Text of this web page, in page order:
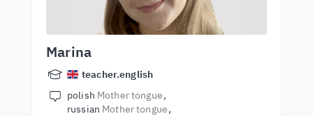
Marina
teacher.english
polish Mother tongue
russian Mother tongue